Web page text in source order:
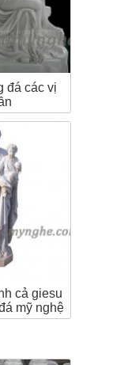
đá các vị
cả giesu
mỹ nghệ